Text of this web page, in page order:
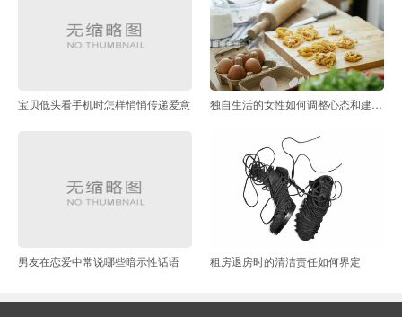
宝贝低头看手机时怎样悄悄传递爱意 独自生活的女性如何调整心态和建立支持系统
男友在恋爱中常说哪些暗示性话语 租房退房时的清洁责任如何界定